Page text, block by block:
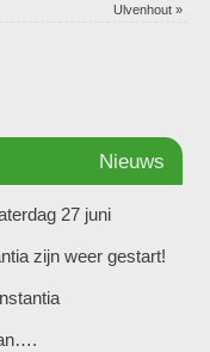
Ulvenhout»
Nieuws
27 juni
zijn weer gestart!